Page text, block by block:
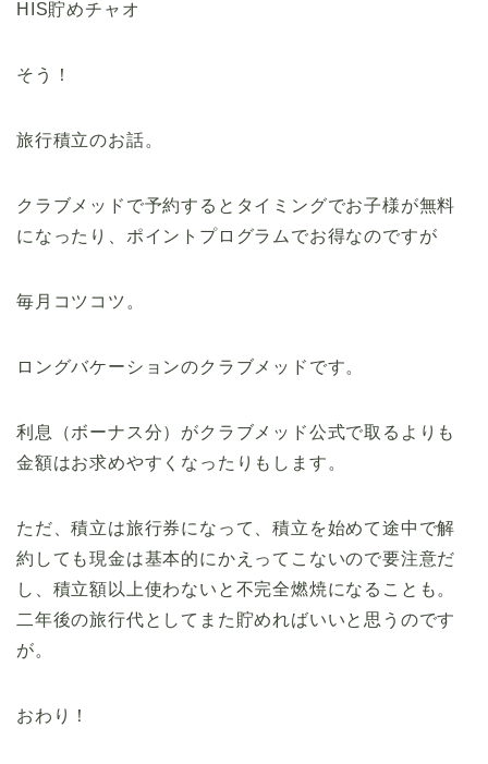
HIS貯めチャオ
そう！
旅行積立のお話。
クラブメッドで予約するとタイミングでお子様が無料
になったり、ポイントプログラムでお得なのですが
毎月コツコツ。
ロングバケーションのクラブメッドです。
利息（ボーナス分）がクラブメッド公式で取るよりも
金額はお求めやすくなったりもします。
ただ、積立は旅行券になって、積立を始めて途中で解
約しても現金は基本的にかえってこないので要注意だ
し、積立額以上使わないと不完全燃焼になることも。
二年後の旅行代としてまた貯めればいいと思うのです
が。
おわり！